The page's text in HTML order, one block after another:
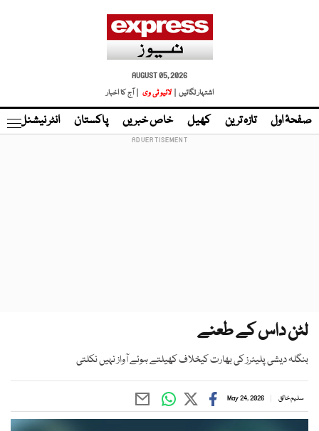
AUGUST 05, 2026
اشتہار لگائیں |
لائیو ٹی وی | آج کا اخبار
صفحۂ اول تازہ ترین کھیل خاص خبریں پاکستان انٹر نیشنل
لٹن داس کے طعنے
بنگلہ دیشی پلیئرز کی بھارت کیخلاف کھیلتے ہوئے آواز نہیں نکلتی
سلیم خالق May 24, 2026